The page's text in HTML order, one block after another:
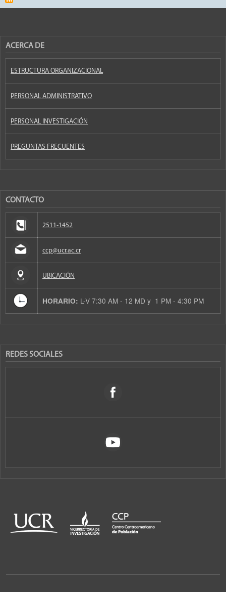
ACERCA DE
ESTRUCTURA ORGANIZACIONAL
PERSONAL ADMINISTRATIVO
PERSONAL INVESTIGACIÓN
PREGUNTAS FRECUENTES
CONTACTO
2511-1452
ccp@ucr.ac.cr
UBICACIÓN
HORARIO: L-V 7:30 AM - 12 MD y 1 PM - 4:30 PM
REDES SOCIALES